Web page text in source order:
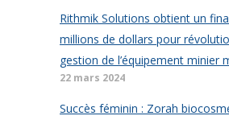
Rithmik Solutions obtient un
millions de dollars pour
gestion de l’équipement minier
22 mars 2024
Succès féminin : Zorah